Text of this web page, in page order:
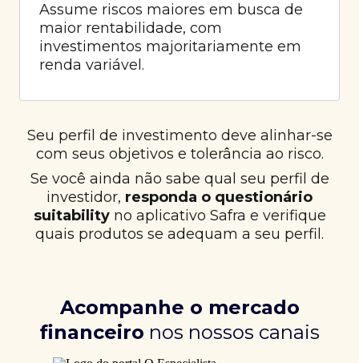
Assume riscos maiores em busca de
maior rentabilidade, com
investimentos majoritariamente em
renda variável.
Seu perfil de investimento deve alinhar-se
com seus objetivos e tolerância ao risco.
Se você ainda não sabe qual seu perfil de
investidor, responda o questionário
suitabilityno aplicativo Safra e verifique
quais produtos se adequam a seu perfil.
Acompanhe o mercado
financeiro nos nossos canais